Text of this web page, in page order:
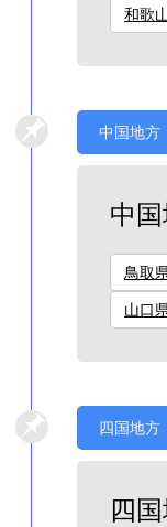
和歌
中国地方
中
鳥取
山口
四国地方
四